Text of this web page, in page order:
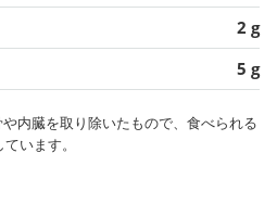
2 g
5 g
内臓を取り除いたもので、食べられる
います。